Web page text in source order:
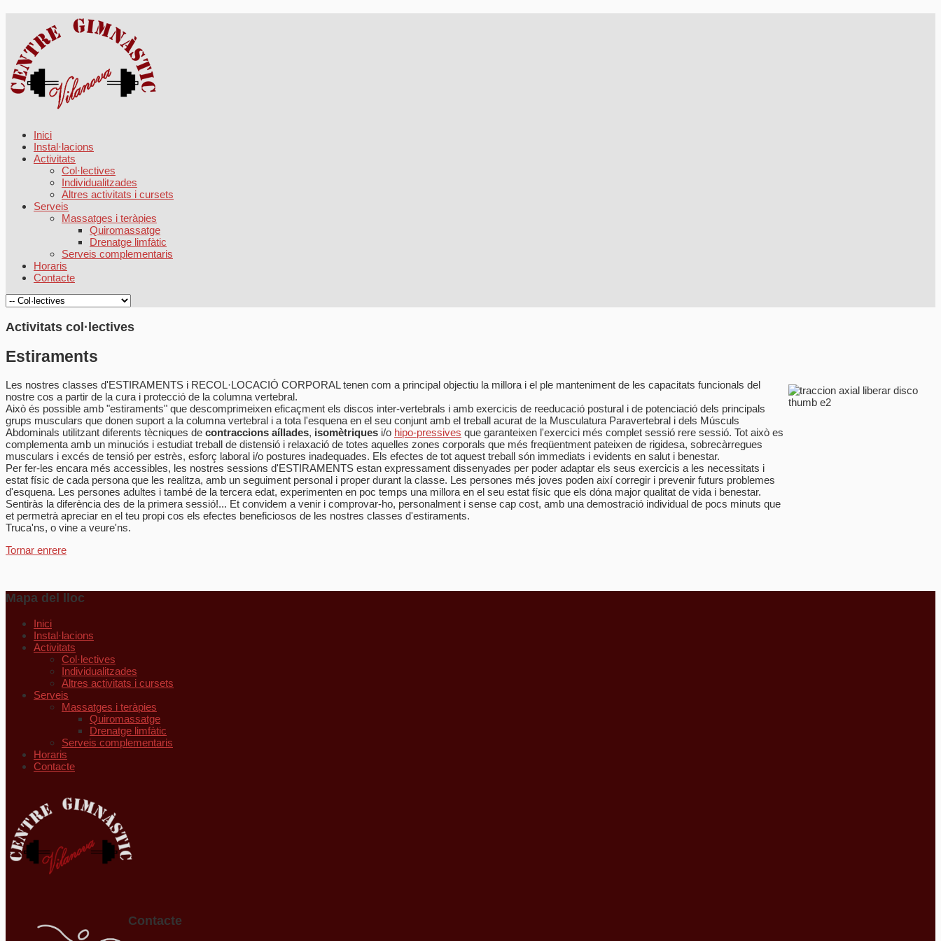
Inici
Instal·lacions
Activitats
Col·lectives
Individualitzades
Altres activitats i cursets
Serveis
Massatges i teràpies
Quiromassatge
Drenatge limfàtic
Serveis complementaris
Horaris
Contacte
Activitats col·lectives
Estiraments
Les nostres classes d'ESTIRAMENTS i RECOL·LOCACIÓ CORPORAL tenen com a principal objectiu la millora i el ple manteniment de les capacitats funcionals del
nostre cos a partir de la cura i protecció de la columna vertebral.
Això és possible amb "estiraments" que descomprimeixen eficaçment els discos inter-vertebrals i amb exercicis de reeducació postural i de potenciació dels principals
grups musculars que donen suport a la columna vertebral i a tota l'esquena en el seu conjunt amb el treball acurat de la Musculatura Paravertebral i dels Músculs
Abdominals utilitzant diferents tècniques de contraccions aíllades, isomètriques i/o hipo-pressives que garanteixen l'exercici més complet sessió rere sessió. Tot això es
complementa amb un minuciós i estudiat treball de distensió i relaxació de totes aquelles zones corporals que més freqüentment pateixen de rigidesa, sobrecàrregues
musculars i excés de tensió per estrès, esforç laboral i/o postures inadequades. Els efectes de tot aquest treball són immediats i evidents en salut i benestar.
Per fer-les encara més accessibles, les nostres sessions d'ESTIRAMENTS estan expressament dissenyades per poder adaptar els seus exercicis a les necessitats i
estat físic de cada persona que les realitza, amb un seguiment personal i proper durant la classe. Les persones més joves poden així corregir i prevenir futurs problemes
d'esquena. Les persones adultes i també de la tercera edat, experimenten en poc temps una millora en el seu estat físic que els dóna major qualitat de vida i benestar.
Sentiràs la diferència des de la primera sessió!... Et convidem a venir i comprovar-ho, personalment i sense cap cost, amb una demostració individual de pocs minuts que
et permetrà apreciar en el teu propi cos els efectes beneficiosos de les nostres classes d'estiraments.
Truca'ns, o vine a veure'ns.
Tornar enrere
Mapa del lloc
Inici
Instal·lacions
Activitats
Col·lectives
Individualitzades
Altres activitats i cursets
Serveis
Massatges i teràpies
Quiromassatge
Drenatge limfàtic
Serveis complementaris
Horaris
Contacte
Contacte